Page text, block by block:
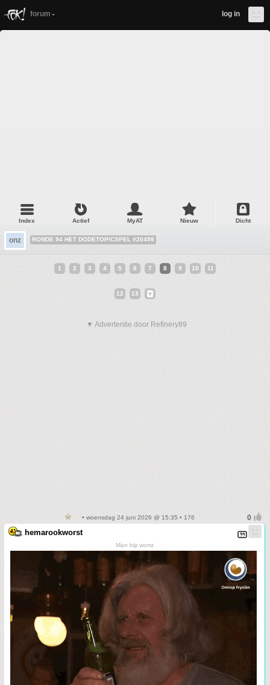
forum log in
Index Actief MyAT Nieuw Dicht
onz RONDE 94 HET DODETOPICSPEL #20498
1 2 3 4 5 6 7 8 9 10 11
12 13
▼ Advertentie door Refinery89
• woensdag 24 juni 2026 @ 15:35 • 176
hemarookworst
Man bijt worst